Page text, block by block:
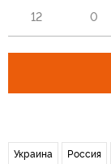
12 0
Украина Россия